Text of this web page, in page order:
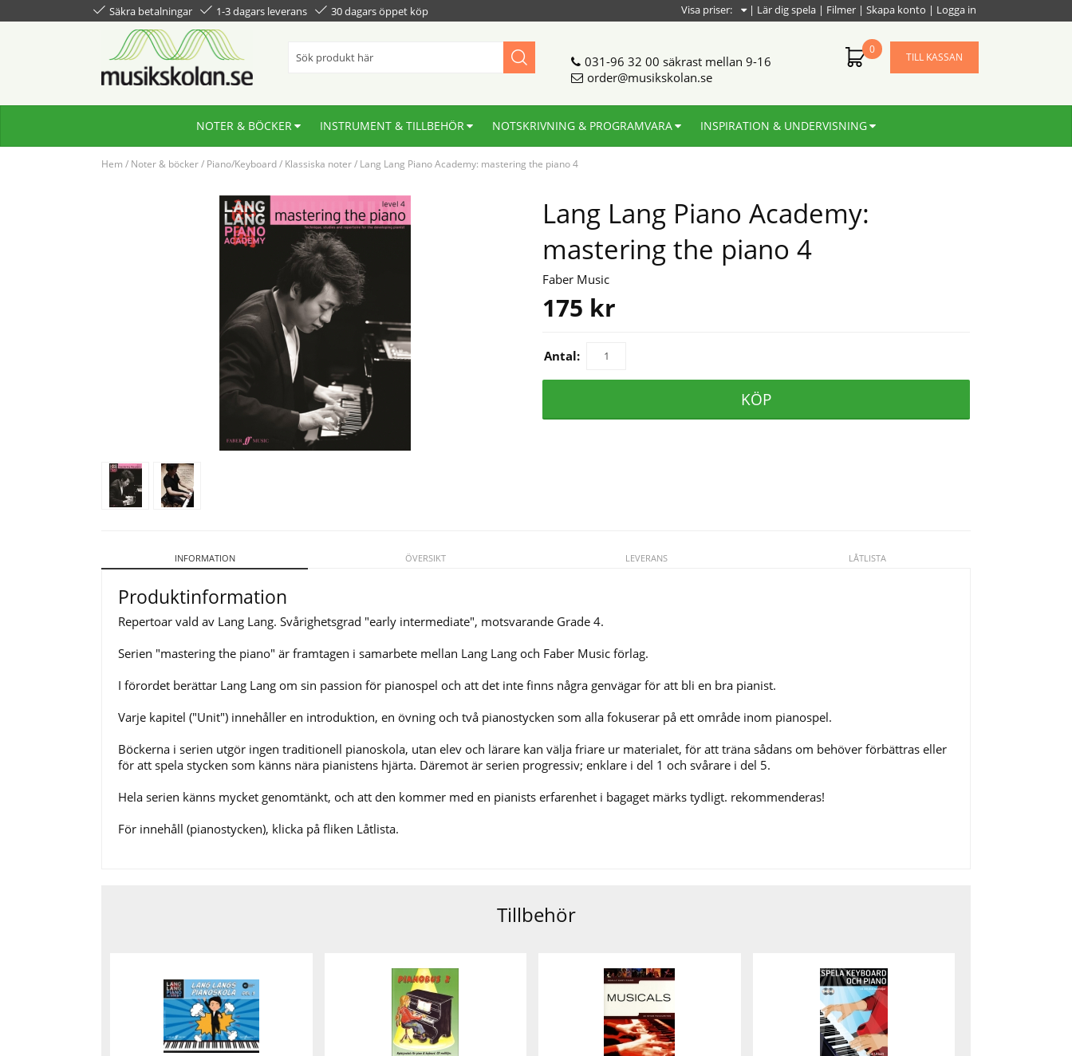
Säkra betalningar 1-3 dagars leverans 30 dagars öppet köp | Lär dig spela | Filmer | Skapa konto | Logga in
Visa priser:
031-96 32 00 säkrast mellan 9-16
order@musikskolan.se
0
TILL KASSAN
NOTER & BÖCKER INSTRUMENT & TILLBEHÖR NOTSKRIVNING & PROGRAMVARA INSPIRATION & UNDERVISNING
Hem / Noter & böcker/ Piano/Keyboard/ Klassiska noter/ Lang Lang Piano Academy: mastering the piano 4
Lang Lang Piano Academy:
mastering the piano 4
Faber Music
175 kr
Antal:
KÖP
INFORMATION ÖVERSIKT LEVERANS LÅTLISTA
Produktinformation
Repertoar vald av Lang Lang. Svårighetsgrad "early intermediate", motsvarande Grade 4.
Serien "mastering the piano" är framtagen i samarbete mellan Lang Lang och Faber Music förlag.
I förordet berättar Lang Lang om sin passion för pianospel och att det inte finns några genvägar för att bli en bra pianist.
Varje kapitel ("Unit") innehåller en introduktion, en övning och två pianostycken som alla fokuserar på ett område inom pianospel.
Böckerna i serien utgör ingen traditionell pianoskola, utan elev och lärare kan välja friare ur materialet, för att träna sådans om behöver förbättras eller
för att spela stycken som känns nära pianistens hjärta. Däremot är serien progressiv; enklare i del 1 och svårare i del 5.
Hela serien känns mycket genomtänkt, och att den kommer med en pianists erfarenhet i bagaget märks tydligt. rekommenderas!
För innehåll (pianostycken), klicka på fliken Låtlista.
Tillbehör